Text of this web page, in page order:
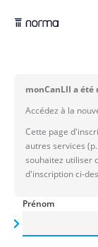
monCanLII a été
Accédez à la
Cette page
autres services
souhaitez utiliser
d'inscription ci-
Prénom